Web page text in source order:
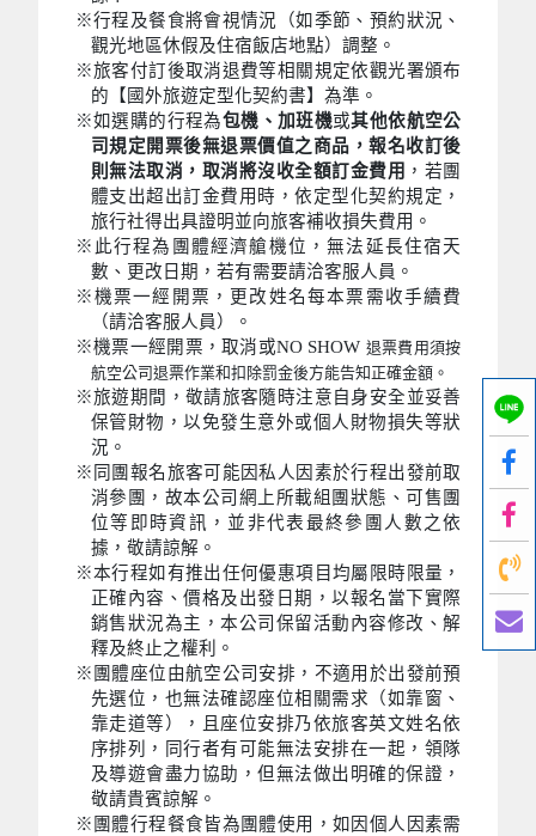
※行程及餐食將會視情況（如季節、預約狀況、
觀光地區休假及住宿飯店地點）調整。
※旅客付訂後取消退費等相關規定依觀光署頒布
的【國外旅遊定型化契約書】為準。
※如選購的行程為包機、加班機或其他依航空公
司規定開票後無退票價值之商品，報名收訂後
則無法取消，取消將沒收全額訂金費用 ，若團
體支出超出訂金費用時，依定型化契約規定，
旅行社得出具證明並向旅客補收損失費用。
※此行程為團體經濟艙機位，無法延長住宿天
數、更改日期，若有需要請洽客服人員。
※機票一經開票，更改姓名每本票需收手續費
（請洽客服人員）。
※機票一經開票，取消或NO SHOW 退票費用須按
航空公司退票作業和扣除罰金後方能告知正確金額。
※旅遊期間，敬請旅客隨時注意自身安全並妥善
保管財物，以免發生意外或個人財物損失等狀
況。
※同團報名旅客可能因私人因素於行程出發前取
消參團，故本公司網上所載組團狀態、可售團
位等即時資訊，並非代表最終參團人數之依
據，敬請諒解。
※本行程如有推出任何優惠項目均屬限時限量，
正確內容、價格及出發日期，以報名當下實際
銷售狀況為主，本公司保留活動內容修改、解
釋及終止之權利。
※團體座位由航空公司安排，不適用於出發前預
先選位，也無法確認座位相關需求（如靠窗、
靠走道等），且座位安排乃依旅客英文姓名依
序排列，同行者有可能無法安排在一起，領隊
及導遊會盡力協助，但無法做出明確的保證，
敬請貴賓諒解。
※團體行程餐食皆為團體使用，如因個人因素需